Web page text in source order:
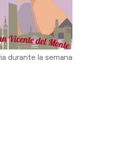
durante la semana